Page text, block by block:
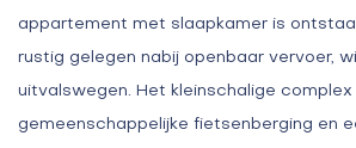
appartement met slaapkamer is
rustig gelegen nabij openbaar vervoer,
uitvalswegen. Het kleinschalige complex
gemeenschappelijke fietsenberging en